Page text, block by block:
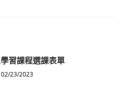
習課程選課表單
02/23/2023